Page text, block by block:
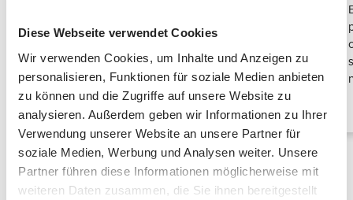
Diese Webseite verwendet Cookies
Wir verwenden Cookies, um Inhalte und Anzeigen zu
personalisieren, Funktionen für soziale Medien anbieten
zu können und die Zugriffe auf unsere Website zu
analysieren. Außerdem geben wir Informationen zu Ihrer
Verwendung unserer Website an unsere Partner für
soziale Medien, Werbung und Analysen weiter. Unsere
Partner führen diese Informationen möglicherweise mit
weiteren Daten zusammen, die Sie ihnen bereitgestellt
compartimentos, tanto interiores como exteriores.
cremallera y bolsillos abiertos, todo queda bien
organizado y fácilmente accesible para que siempre
tengas todo a mano.